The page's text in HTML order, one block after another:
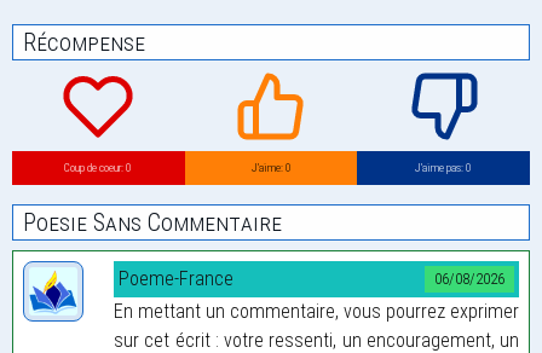
Récompense
Coup de coeur: 0 J’aime: 0 J’aime pas: 0
Poesie Sans Commentaire
06/08/2026
Poeme-France
En mettant un commentaire, vous pourrez exprimer
sur cet écrit : votre ressenti, un encouragement, un